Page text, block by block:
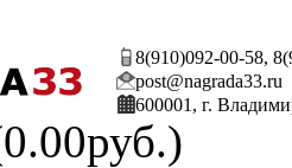
8(910)092-00-58,
post@nagrada33.ru
600001, г.